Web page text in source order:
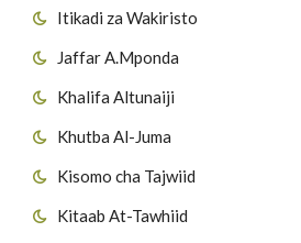
Itikadi za Wakiristo
Jaffar A.Mponda
Khalifa Altunaiji
Khutba Al-Juma
Kisomo cha Tajwiid
Kitaab At-Tawhiid